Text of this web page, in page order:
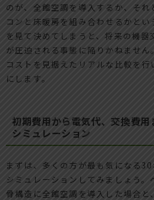
のが、全館空調を導入するか、そ
コンと床暖房を組み合わせるかと
を見て決めてしまうと、将来の機
が圧迫される事態に陥りかねませ
コストを見据えたリアルな比較を
にします。
初期費用から電気代、交換費用
シミュレーション
まずは、多くの方が最も気になる
シミュレーションしてみましょう
骨構造に全館空調を導入した場合